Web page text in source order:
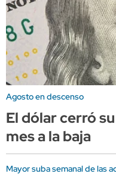
Agosto en descenso
El dólar cerró
mes a la baja
Mayor suba semanal de las